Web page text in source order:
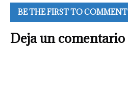
BE THE FIRST TO COMMENT
Deja un comentario